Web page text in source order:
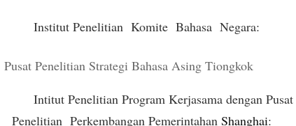
Institut Penelitian Komite Bahasa Negara:
Pusat Penelitian Strategi Bahasa Asing Tiongkok
Intitut Penelitian Program Kerjasama dengan Pusat
Penelitian Perkembangan PemerintahanShanghai: